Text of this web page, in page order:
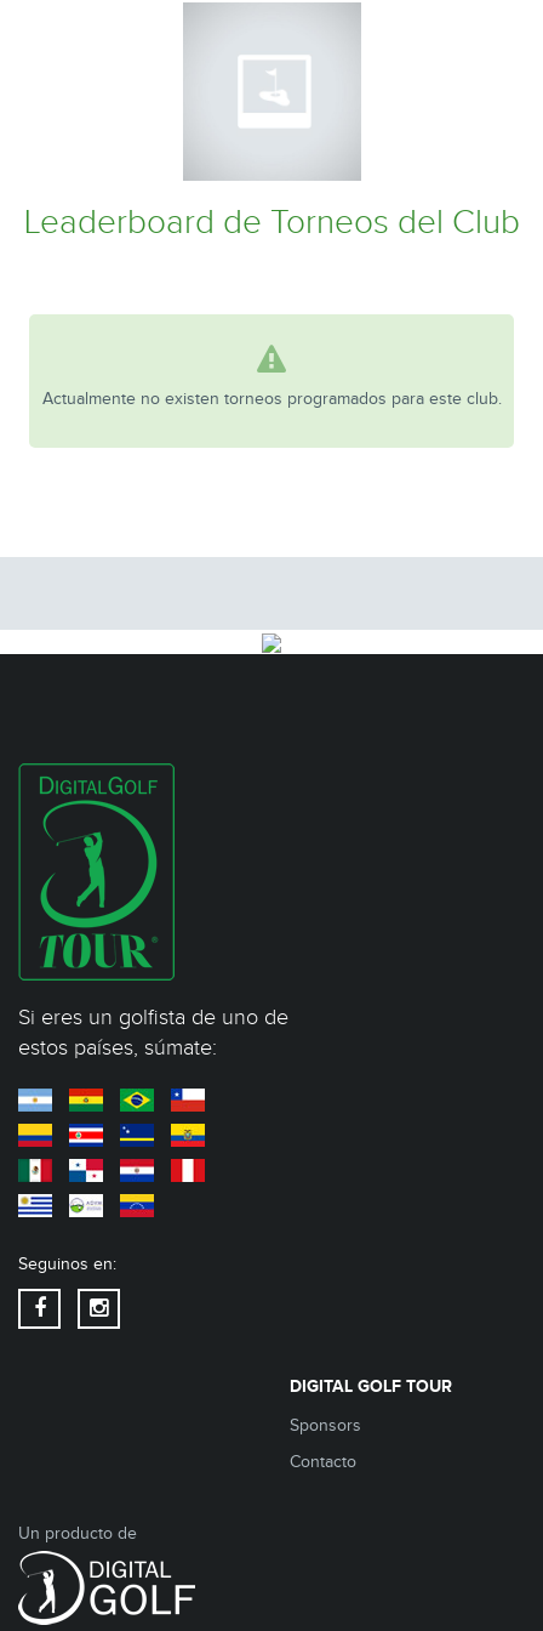
Leaderboard de Torneos del Club
Actualmente no existen torneos programados para este club.
Si eres un golfista de uno de
estos países, súmate:
Seguinos en:
DIGITAL GOLF TOUR
Sponsors
Contacto
Un producto de